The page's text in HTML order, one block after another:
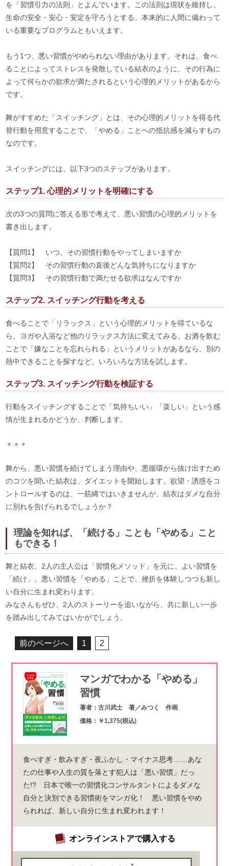
を「習慣引力の法則」とよんでいます。この法則は現状を維持し、
生命の安全・安心・安定を守ろうとする、本来的に人間に備わって
いる重要なプログラムともいえます。
もう1つ、悪い習慣がやめられない理由があります。それは、食べ
ることによってストレスを発散している結衣のように、その行為に
よって何らかの欲求が満たされるという心理的メリットがあるから
です。
舞がすすめた「スイッチング」とは、その心理的メリットを得る代
替行動を用意することで、「やめる」ことへの抵抗感を減らすもの
なのです。
スイッチングには、以下3つのステップがあります。
ステップ1. 心理的メリットを明確にする
次の3つの質問に答える形で考えて、悪い習慣の心理的メリットを
書き出します。
【質問1】 いつ、その習慣行動をやってしまいますか
【質問2】 その習慣行動の直後どんな気持ちになりますか
【質問3】 その習慣行動で満たせる欲求はなんですか
ステップ2. スイッチング行動を考える
食べることで「リラックス」という心理的メリットを得ているな
ら、ヨガや入浴など他のリラックス方法に変えてみる。お酒を飲む
ことで「嫌なことを忘れられる」というメリットがあるなら、別の
熱中できることを探すなど、いろいろな方法を試します。
ステップ3. スイッチング行動を検証する
行動をスイッチングすることで「気持ちいい」「楽しい」という感
情が生まれるかどうか、判断します。
＊＊＊
舞から、悪い習慣を続けてしまう理由や、悪循環から抜け出すため
のコツを聞いた結衣は、ダイエットを開始します。欲望・誘惑をコ
ントロールするのは、一筋縄ではいきませんが、結衣はダメな自分
に別れを告げられるでしょうか？
理論を知れば、「続ける」ことも「やめる」こと
もできる！
舞と結衣、2人の主人公は「習慣化メソッド」を元に、よい習慣を
「続け」、悪い習慣を「やめる」ことで、挫折を体験しつつも新し
い自分に生まれ変わります。
みなさんもぜひ、2人のストーリーを追いながら、共に新しい一歩
を踏み出してみてはいかがでしょう。
前のページへ 1 2
マンガでわかる「やめる」
習慣
著者：古川武士 著／みつく 作画
価格：￥1,375(税込)
食べすぎ・飲みすぎ・夜ふかし・マイナス思考……あな
たの仕事や人生の質を落とす犯人は「悪い習慣」だっ
た!? 日本で唯一の習慣化コンサルタントによるダメな
自分と決別できる習慣術をマンガ化！ 悪い習慣をやめ
られれば、新しい自分に生まれ変われます！
オンラインストアで購入する